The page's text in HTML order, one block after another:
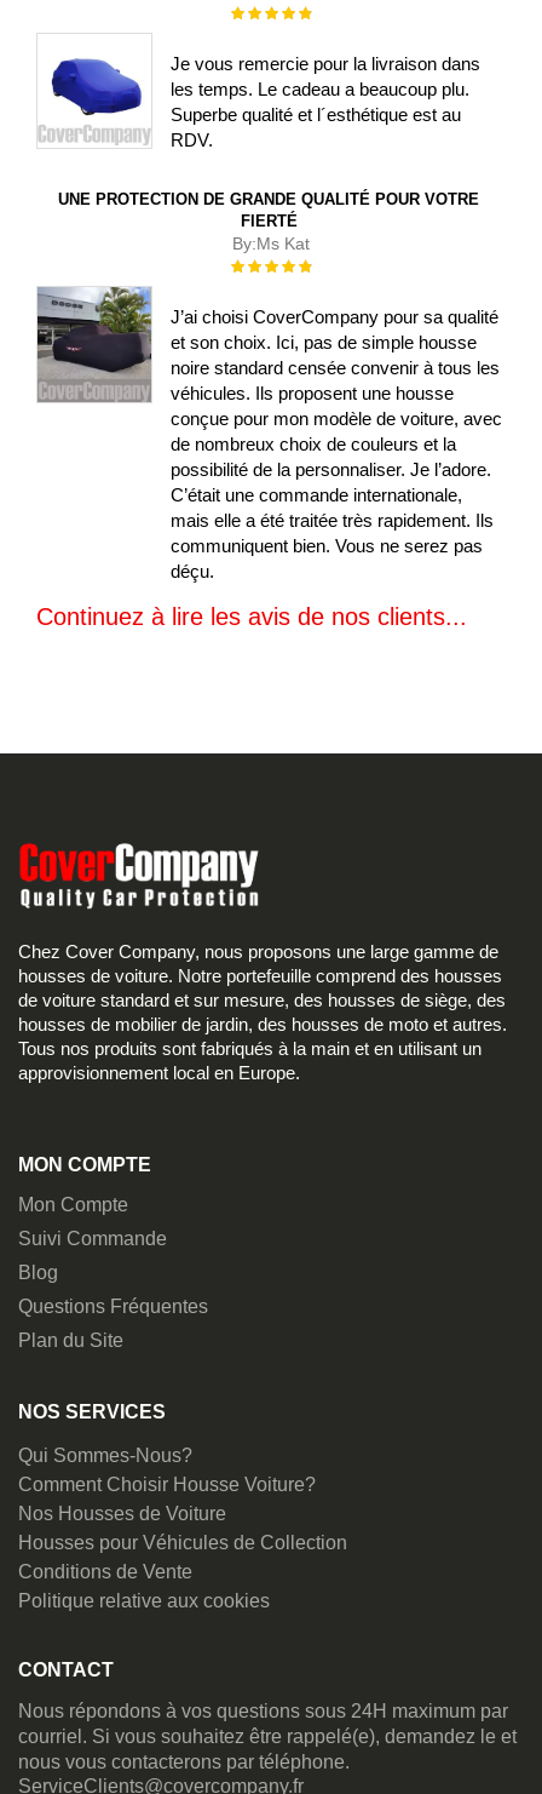
Évaluation :
Je vous remercie pour la livraison dans
les temps. Le cadeau a beaucoup plu.
Superbe qualité et l´esthétique est au
RDV.
UNE PROTECTION DE GRANDE QUALITÉ POUR VOTRE
FIERTÉ
By:Ms Kat
Évaluation :
J’ai choisi CoverCompany pour sa qualité
et son choix. Ici, pas de simple housse
noire standard censée convenir à tous les
véhicules. Ils proposent une housse
conçue pour mon modèle de voiture, avec
de nombreux choix de couleurs et la
possibilité de la personnaliser. Je l’adore.
C’était une commande internationale,
mais elle a été traitée très rapidement. Ils
communiquent bien. Vous ne serez pas
déçu.
Continuez à lire les avis de nos clients...
Chez Cover Company, nous proposons une large gamme de
housses de voiture. Notre portefeuille comprend des housses
de voiture standard et sur mesure, des housses de siège, des
housses de mobilier de jardin, des housses de moto et autres.
Tous nos produits sont fabriqués à la main et en utilisant un
approvisionnement local en Europe.
MON COMPTE
Mon Compte
Suivi Commande
Blog
Questions Fréquentes
Plan du Site
NOS SERVICES
Qui Sommes-Nous?
Comment Choisir Housse Voiture?
Nos Housses de Voiture
Housses pour Véhicules de Collection
Conditions de Vente
Politique relative aux cookies
CONTACT
Nous répondons à vos questions sous 24H maximum par
courriel. Si vous souhaitez être rappelé(e), demandez le et
nous vous contacterons par téléphone.
ServiceClients@covercompany.fr